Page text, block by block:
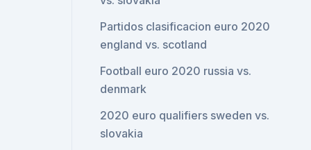
Partidos clasificacion euro 2020
england vs. scotland
Football euro 2020 russia vs.
denmark
2020 euro qualifiers sweden vs.
slovakia